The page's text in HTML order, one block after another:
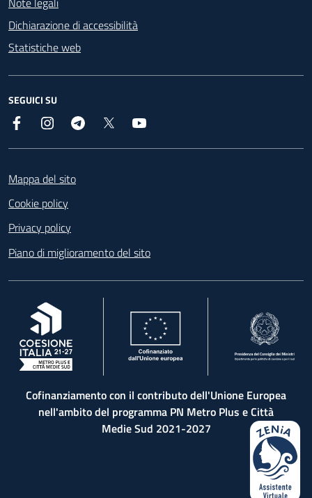
Dichiarazione di accessibilità
Statistiche web
SEGUICI SU
Facebook InstagramTelegram
Mappa del sito
Cookie policy
Privacy policy
Piano di miglioramento del sito
, apre in una nuova scheda
Cofinanziamento con il contributo dell'Unione Europea
nell'ambito del programma PN Metro Plus e Città
Medie Sud 2021-2027